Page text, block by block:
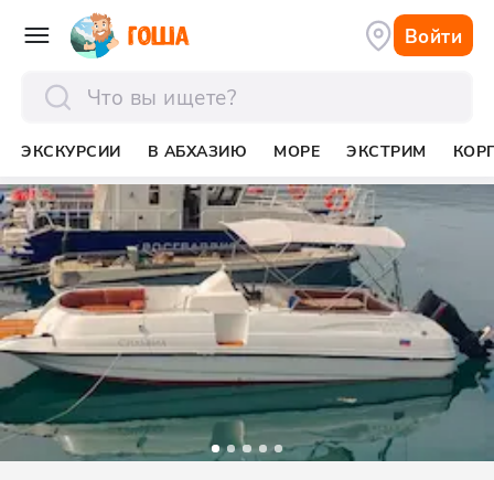
Войти
ЭКСКУРСИИ В АБХАЗИЮ МОРЕ ЭКСТРИМ